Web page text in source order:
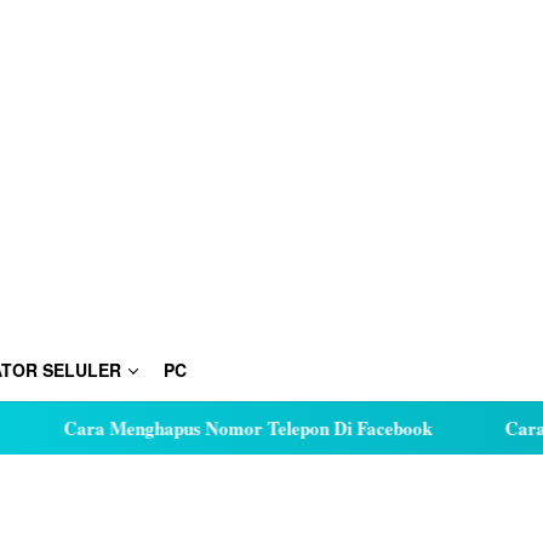
SELULER PC
Cara Menghapus Nomor Telepon Di Facebook Cara